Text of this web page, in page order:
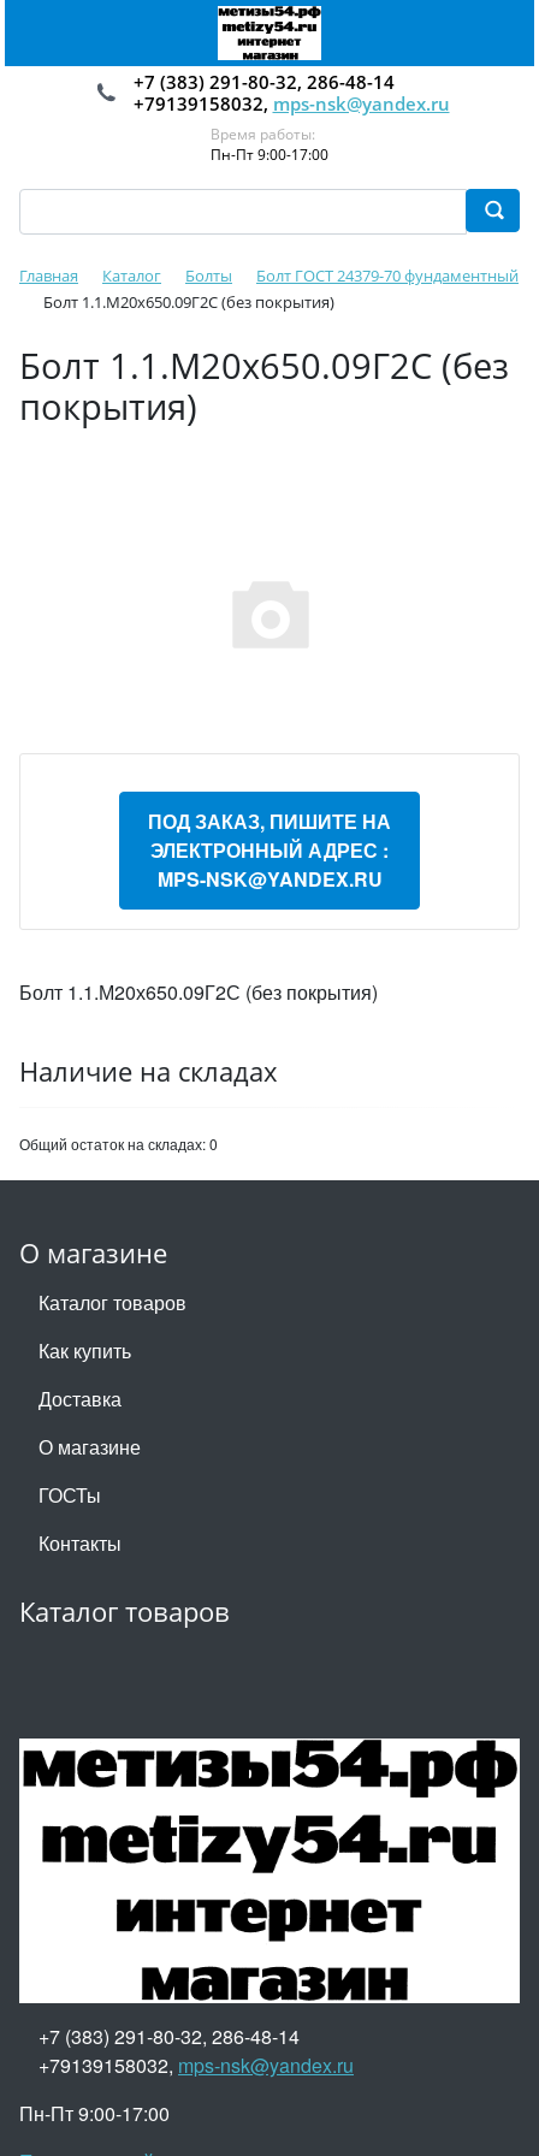
+7 (383) 291-80-32, 286-48-14
+79139158032, mps-nsk@yandex.ru
Время работы:
Пн-Пт 9:00-17:00
Главная Каталог Болты
Болт ГОСТ 24379-70 фундаментный
Болт 1.1.М20х650.09Г2С (без покрытия)
Болт 1.1.М20х650.09Г2С (без
покрытия)
ПОД ЗАКАЗ, ПИШИТЕ НА
ЭЛЕКТРОННЫЙ АДРЕС :
MPS-NSK@YANDEX.RU
Болт 1.1.М20х650.09Г2С (без покрытия)
Наличие на складах
Общий остаток на складах:0
О магазине
Каталог товаров
Как купить
Доставка
О магазине
ГОСТы
Контакты
Каталог товаров
+7 (383) 291-80-32, 286-48-14
+79139158032, mps-nsk@yandex.ru
Пн-Пт 9:00-17:00